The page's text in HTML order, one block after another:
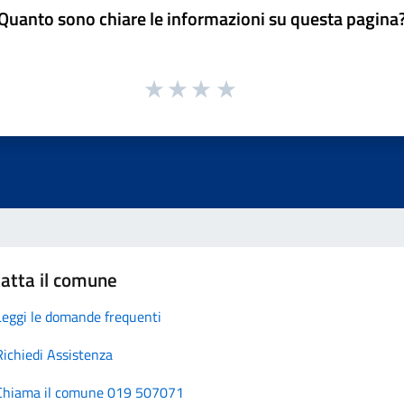
sono chiare le informazioni su questa
il comune
le domande frequenti
Assistenza
il comune 019 507071